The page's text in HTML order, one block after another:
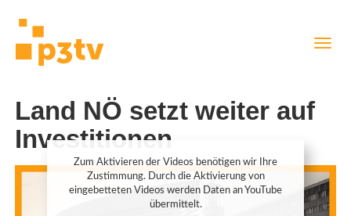
Land NÖ setzt weiter auf
Investitionen
Zum Aktivieren der Videos benötigen wir Ihre
Zustimmung. Durch die Aktivierung von
eingebetteten Videos werden Daten an YouTube
übermittelt.